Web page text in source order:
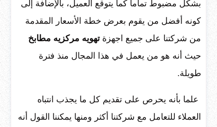
بشكل مضبوط تماما كما يتوقع العميل، بالإضافة إلى
كونه أفضل من يقوم بعرض خطة الأسعار المقدمة
من شركتنا على جميع اجهزةتهويه مركزيه مطابخ
حيث أنه هو من يعمل في هذا المجال منذ فترة
طويلة.
علما بأنه يحرص على تقديم كل ما يجذب انتباه
العملاء للتعامل مع شركتنا أكثر ومنها يمكننا القول أنه